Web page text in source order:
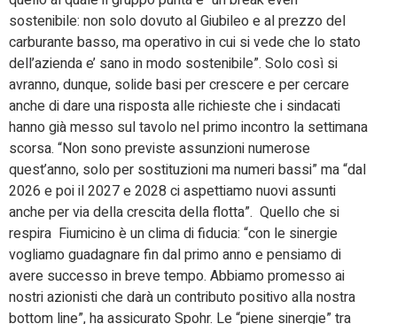
sostenibile: non solo dovuto al Giubileo e al prezzo del
carburante basso, ma operativo in cui si vede che lo stato
dell’azienda e’ sano in modo sostenibile”. Solo così si
avranno, dunque, solide basi per crescere e per cercare
anche di dare una risposta alle richieste che i sindacati
hanno già messo sul tavolo nel primo incontro la settimana
scorsa. “Non sono previste assunzioni numerose
quest’anno, solo per sostituzioni ma numeri bassi” ma “dal
2026 e poi il 2027 e 2028 ci aspettiamo nuovi assunti
anche per via della crescita della flotta”. Quello che si
respira Fiumicino è un clima di fiducia: “con le sinergie
vogliamo guadagnare fin dal primo anno e pensiamo di
avere successo in breve tempo. Abbiamo promesso ai
nostri azionisti che darà un contributo positivo alla nostra
bottom line”, ha assicurato Spohr. Le “piene sinergie” tra